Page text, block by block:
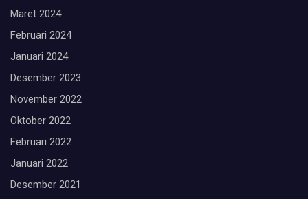
Maret 2024
Februari 2024
Januari 2024
Desember 2023
November 2022
Oktober 2022
Februari 2022
Januari 2022
Desember 2021